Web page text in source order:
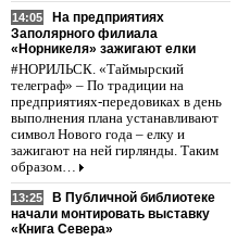
14:05
На предприятиях
Заполярного филиала
«Норникеля» зажигают елки
#НОРИЛЬСК. «Таймырский
телеграф» – По традиции на
предприятиях-передовиках в день
выполнения плана устанавливают
символ Нового года – елку и
зажигают на ней гирлянды. Таким
образом…
13:25
В Публичной библиотеке
начали монтировать выставку
«Книга Севера»